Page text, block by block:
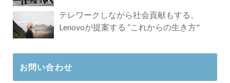
テレワークしながら社会貢献もする。
Lenovoが提案する ”これからの生き方"
お問い合わせ